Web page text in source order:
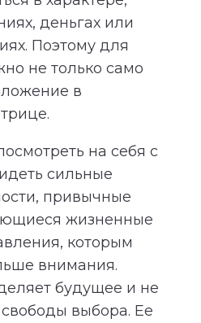
деньгах или
Поэтому для
не только само
в
на себя с
сильные
привычные
жизненные
которым
внимания.
будущее и не
выбора. Ее